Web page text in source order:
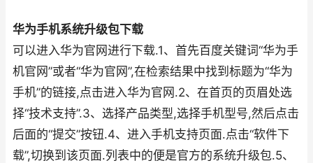
华为手机系统升级包下载
可以进入华为官网进行下载.1、首先百度关键词“华为手
机官网”或者“华为官网”,在检索结果中找到标题为“华为
手机”的链接,点击进入华为官网.2、在首页的页眉处选
择“技术支持”.3、选择产品类型,选择手机型号,然后点击
后面的“提交”按钮.4、进入手机支持页面.点击“软件下
载”,切换到该页面.列表中的便是官方的系统升级包.5、